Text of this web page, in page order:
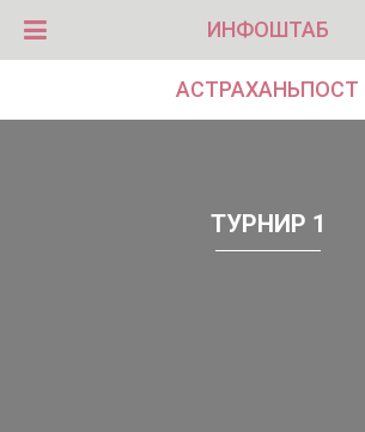
ИНФОШТАБ
АСТРАХАНЬПОСТ
ТУРНИР 1